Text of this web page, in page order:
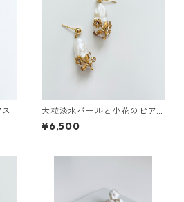
大粒淡水パールと小花のピア
ス
¥6,500